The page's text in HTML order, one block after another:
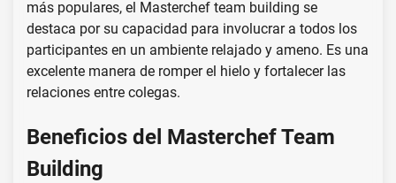
más populares, el Masterchef team building se
destaca por su capacidad para involucrar a todos los
participantes en un ambiente relajado y ameno. Es una
excelente manera de romper el hielo y fortalecer las
relaciones entre colegas.
Beneficios del Masterchef Team
Building